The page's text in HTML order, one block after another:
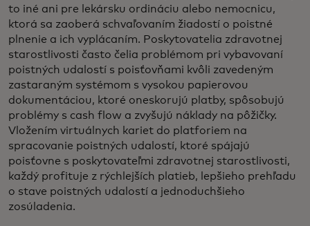
to iné ani pre lekársku ordináciu alebo nemocnicu,
ktorá sa zaoberá schvaľovaním žiadostí o poistné
plnenie a ich vyplácaním. Poskytovatelia zdravotnej
starostlivosti často čelia problémom pri vybavovaní
poistných udalostí s poisťovňami kvôli zavedeným
zastaraným systémom s vysokou papierovou
dokumentáciou, ktoré oneskorujú platby, spôsobujú
problémy s cash flow a zvyšujú náklady na pôžičky.
Vložením virtuálnych kariet do platforiem na
spracovanie poistných udalostí, ktoré spájajú
poisťovne s poskytovateľmi zdravotnej starostlivosti,
každý profituje z rýchlejších platieb, lepšieho prehľadu
o stave poistných udalostí a jednoduchšieho
zosúladenia.